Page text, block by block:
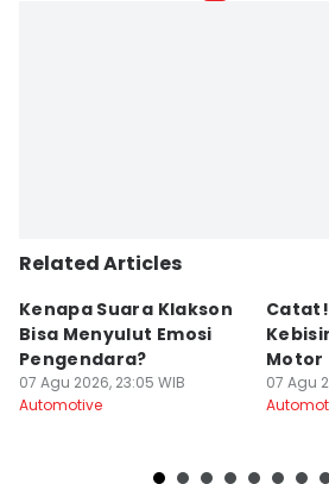
Related Articles
Kenapa Suara Klakson
Bisa Menyulut Emosi
Pengendara?
07 Agu 2026, 23:05 WIB
Automotive
Motor
07 Agu